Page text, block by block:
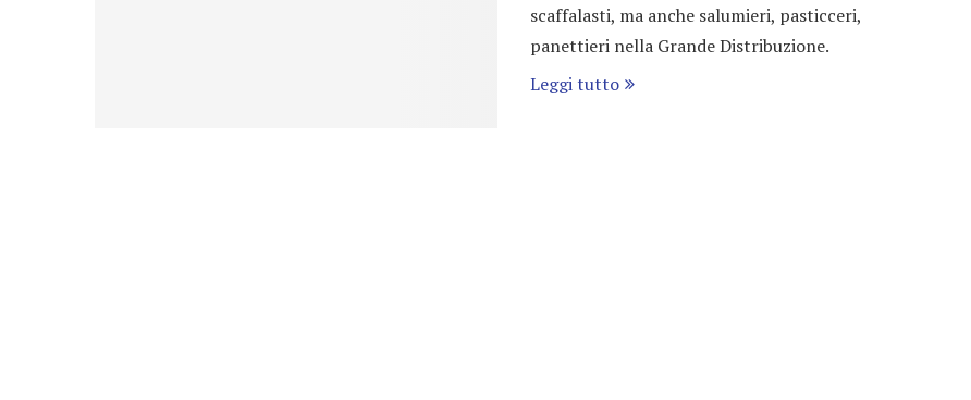
scaffalasti, ma anche salumieri, pasticceri,
panettieri nella Grande Distribuzione.
Leggi tutto